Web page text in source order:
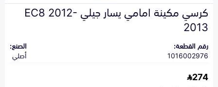
كرسي مكينة امامي يسار جيلي EC8 2012-
2013
رقم القطعة:
1016002976
الصنع:
أصلي
274